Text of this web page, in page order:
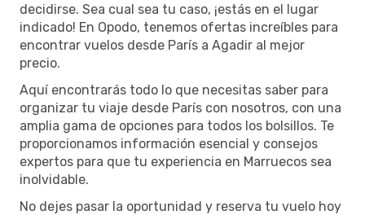
decidirse. Sea cual sea tu caso, ¡estás en el lugar
indicado! En Opodo, tenemos ofertas increíbles para
encontrar vuelos desde París a Agadir al mejor
precio.
Aquí encontrarás todo lo que necesitas saber para
organizar tu viaje desde París con nosotros, con una
amplia gama de opciones para todos los bolsillos. Te
proporcionamos información esencial y consejos
expertos para que tu experiencia en Marruecos sea
inolvidable.
No dejes pasar la oportunidad y reserva tu vuelo hoy